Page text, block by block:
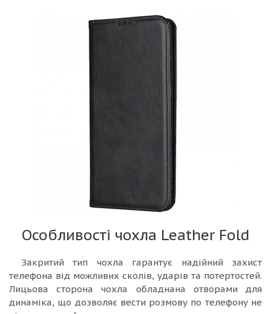
Особливості чохла Leather Fold
Закритий тип чохла гарантує надійний захист
телефона від можливих сколів, ударів та потертостей.
Лицьова сторона чохла обладнана отворами для
динаміка, що дозволяє вести розмову по телефону не